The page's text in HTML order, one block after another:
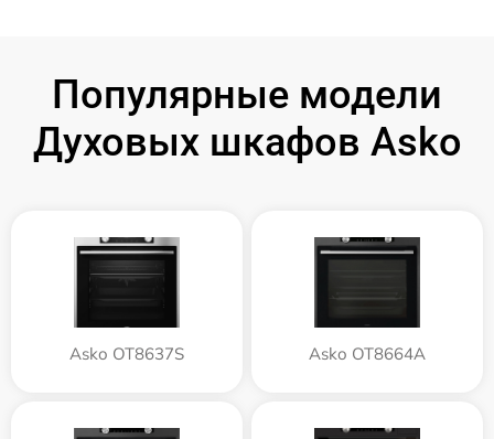
Популярные модели
Духовых шкафов Asko
Asko OT8637S Asko OT8664A